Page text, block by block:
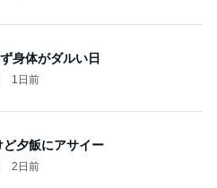
身体がダルい日
1日前
夕飯にアサイー
2日前